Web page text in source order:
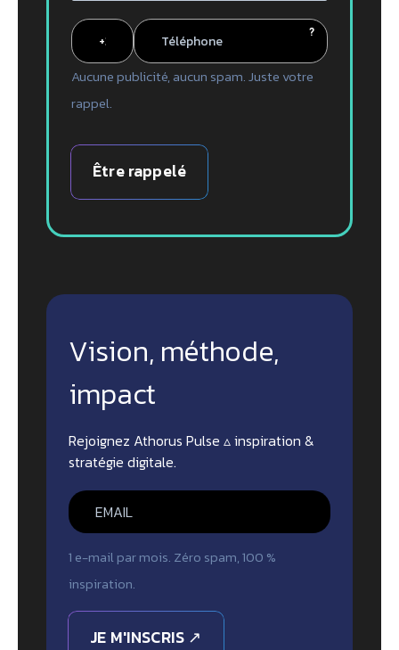
?
Aucune publicité, aucun spam. Juste votre
rappel.
Être rappelé
Vision, méthode,
impact
Rejoignez Athorus Pulse ▵ inspiration &
stratégie digitale.
1 e-mail par mois. Zéro spam, 100 %
inspiration.
JE M'INSCRIS ↗